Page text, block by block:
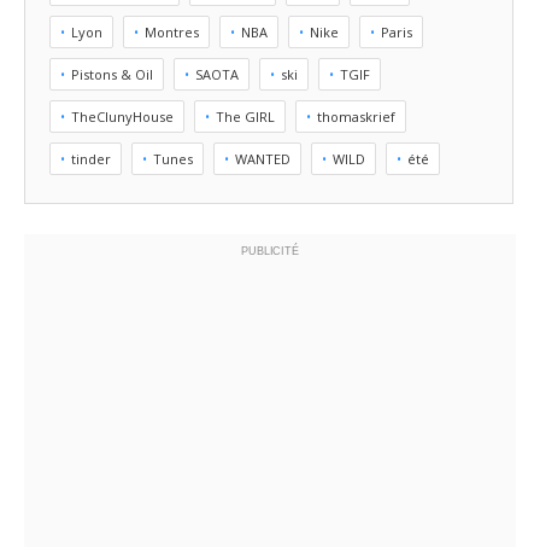
Lyon Montres NBA Nike Paris
Pistons & Oil SAOTA ski TGIF
TheClunyHouse The GIRL thomaskrief
tinder Tunes WANTED WILD été
PUBLICITÉ